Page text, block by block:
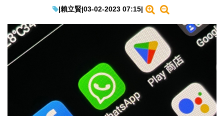
|賴立賢|03-02-2023 07:15|